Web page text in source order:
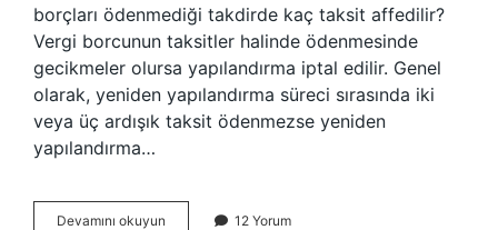
borçları ödenmediği takdirde kaç taksit affedilir?
Vergi borcunun taksitler halinde ödenmesinde
gecikmeler olursa yapılandırma iptal edilir. Genel
olarak, yeniden yapılandırma süreci sırasında iki
veya üç ardışık taksit ödenmezse yeniden
yapılandırma…
Devamını okuyun Yapılandırma12 Yorum